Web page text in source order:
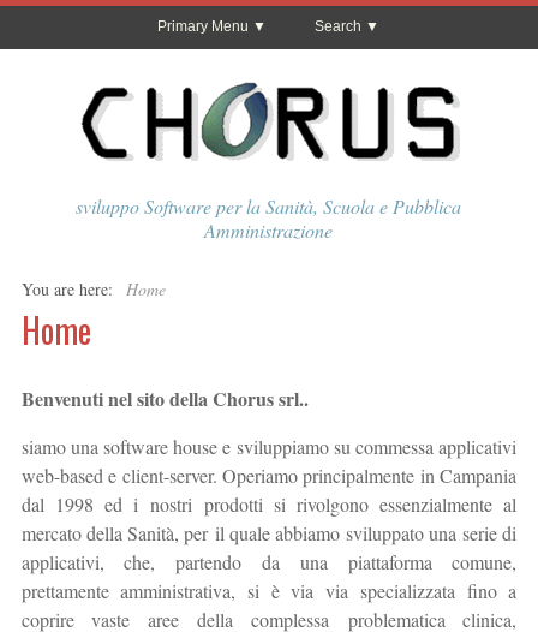
Primary Menu Search
sviluppo Software per la Sanità, Scuola e Pubblica
Amministrazione
You are here: Home
Home
Benvenuti nel sito della Chorus srl..
siamo una software house e sviluppiamo su commessa applicativi
web-based e client-server. Operiamo principalmente in Campania
dal 1998 ed i nostri prodotti si rivolgono essenzialmente al
mercato della Sanità, per il quale abbiamo sviluppato una serie di
applicativi, che, partendo da una piattaforma comune,
prettamente amministrativa, si è via via specializzata fino a
coprire vaste aree della complessa problematica clinica,